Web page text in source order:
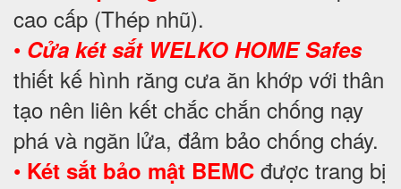
cao cấp (Thép nhũ).
• Cửa két sắt WELKO HOME Safes
thiết kế hình răng cưa ăn khớp với thân
tạo nên liên kết chắc chắn chống nạy
phá và ngăn lửa, đảm bảo chống cháy.
• Két sắt bảo mật BEMC được trang bị